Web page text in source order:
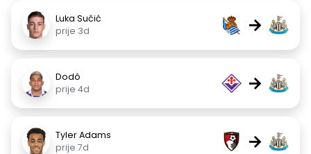
Luka Sučić
prije 3d
→
Dodô
prije 4d
→
Tyler Adams
prije 7d
→